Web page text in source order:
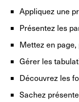
Appliquez une
Présentez les
Mettez en
Gérer les
Découvrez les
Sachez